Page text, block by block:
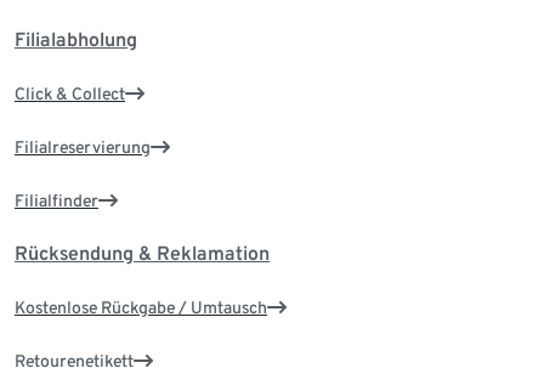
Filialabholung
Click & Collect
Filialreservierung
Filialfinder
Rücksendung & Reklamation
Kostenlose Rückgabe / Umtausch
Retourenetikett